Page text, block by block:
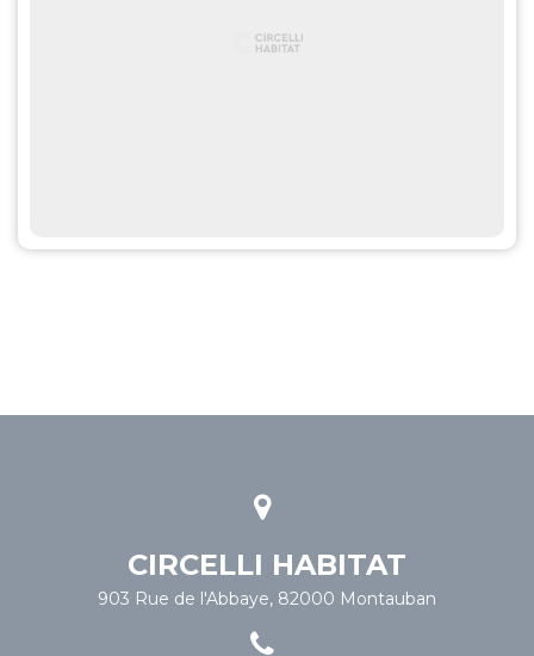
CIRCELLI HABITAT
903 Rue de l'Abbaye, 82000 Montauban